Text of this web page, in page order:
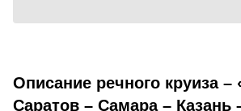
Описание речного круиза –
Саратов – Самара – Казань